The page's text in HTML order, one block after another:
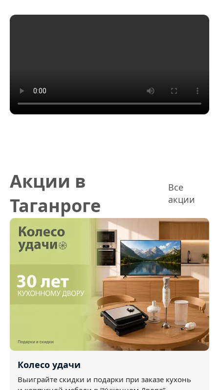
Акции в
Таганроге
Все
акции
Колесо удачи
Выиграйте скидки и подарки при заказе кухонь